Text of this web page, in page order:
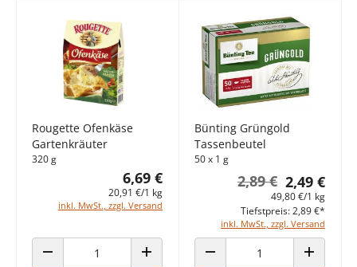
Rougette Ofenkäse
Gartenkräuter
320 g
6,69 €
20,91 €/1 kg
inkl. MwSt., zzgl. Versand
Bünting Grüngold
Tassenbeutel
50 x 1 g
2,49 €
2,89 €
49,80 €/1 kg
inkl. MwSt., zzgl. Versand
Tiefstpreis: 2,89 €*